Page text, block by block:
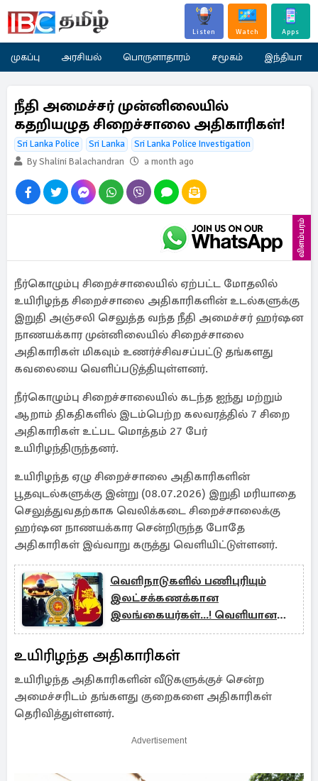
Listen Watch Apps
முகப்பு அரசியல் பொருளாதாரம் சமூகம் இந்தியா
நீதி அமைச்சர் முன்னிலையில்
கதறியழுத சிறைச்சாலை அதிகாரிகள்!
Sri Lanka Police Sri Lanka
Sri Lanka Police Investigation
By Shalini Balachandran
a month ago
விளம்பரம்
நீர்கொழும்பு சிறைச்சாலையில் ஏற்பட்ட மோதலில்
உயிரிழந்த சிறைச்சாலை அதிகாரிகளின் உடல்களுக்கு
இறுதி அஞ்சலி செலுத்த வந்த நீதி அமைச்சர் ஹர்ஷன
நாணயக்கார முன்னிலையில் சிறைச்சாலை
அதிகாரிகள் மிகவும் உணர்ச்சிவசப்பட்டு தங்களது
கவலையை வெளிப்படுத்தியுள்ளனர்.
நீர்கொழும்பு சிறைச்சாலையில் கடந்த ஐந்து மற்றும்
ஆறாம் திகதிகளில் இடம்பெற்ற கலவரத்தில் 7 சிறை
அதிகாரிகள் உட்பட மொத்தம் 27 பேர்
உயிரிழந்திருந்தனர்.
உயிரிழந்த ஏழு சிறைச்சாலை அதிகாரிகளின்
பூதவுடல்களுக்கு இன்று (08.07.2026) இறுதி மரியாதை
செலுத்துவதற்காக வெலிக்கடை சிறைச்சாலைக்கு
ஹர்ஷன நாணயக்கார சென்றிருந்த போதே
அதிகாரிகள் இவ்வாறு கருத்து வெளியிட்டுள்ளனர்.
வெளிநாடுகளில் பணிபுரியும்
இலட்சக்கணக்கான
இலங்கையர்கள்...! வெளியான
தகவல்
உயிரிழந்த அதிகாரிகள்
உயிரிழந்த அதிகாரிகளின் வீடுகளுக்குச் சென்ற
அமைச்சரிடம் தங்களது குறைகளை அதிகாரிகள்
தெரிவித்துள்ளனர்.
Advertisement